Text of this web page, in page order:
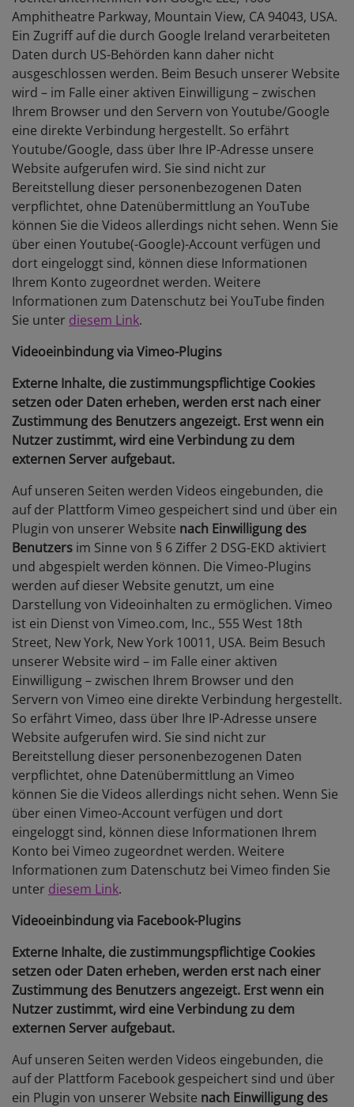
Amphitheatre Parkway, Mountain View, CA 94043, USA.
Ein Zugriff auf die durch Google Ireland verarbeiteten
Daten durch US-Behörden kann daher nicht
ausgeschlossen werden. Beim Besuch unserer Website
wird – im Falle einer aktiven Einwilligung – zwischen
Ihrem Browser und den Servern von Youtube/Google
eine direkte Verbindung hergestellt. So erfährt
Youtube/Google, dass über Ihre IP-Adresse unsere
Website aufgerufen wird. Sie sind nicht zur
Bereitstellung dieser personenbezogenen Daten
verpflichtet, ohne Datenübermittlung an YouTube
können Sie die Videos allerdings nicht sehen. Wenn Sie
über einen Youtube(-Google)-Account verfügen und
dort eingeloggt sind, können diese Informationen
Ihrem Konto zugeordnet werden. Weitere
Informationen zum Datenschutz bei YouTube finden
Sie unter diesem Link.
Videoeinbindung via Vimeo-Plugins
Externe Inhalte, die zustimmungspflichtige Cookies
setzen oder Daten erheben, werden erst nach einer
Zustimmung des Benutzers angezeigt. Erst wenn ein
Nutzer zustimmt, wird eine Verbindung zu dem
externen Server aufgebaut.
Auf unseren Seiten werden Videos eingebunden, die
auf der Plattform Vimeo gespeichert sind und über ein
Plugin von unserer Website nach Einwilligung des
Benutzers im Sinne von § 6 Ziffer 2 DSG-EKD aktiviert
und abgespielt werden können. Die Vimeo-Plugins
werden auf dieser Website genutzt, um eine
Darstellung von Videoinhalten zu ermöglichen. Vimeo
ist ein Dienst von Vimeo.com, Inc., 555 West 18th
Street, New York, New York 10011, USA. Beim Besuch
unserer Website wird – im Falle einer aktiven
Einwilligung – zwischen Ihrem Browser und den
Servern von Vimeo eine direkte Verbindung hergestellt.
So erfährt Vimeo, dass über Ihre IP-Adresse unsere
Website aufgerufen wird. Sie sind nicht zur
Bereitstellung dieser personenbezogenen Daten
verpflichtet, ohne Datenübermittlung an Vimeo
können Sie die Videos allerdings nicht sehen. Wenn Sie
über einen Vimeo-Account verfügen und dort
eingeloggt sind, können diese Informationen Ihrem
Konto bei Vimeo zugeordnet werden. Weitere
Informationen zum Datenschutz bei Vimeo finden Sie
unter diesem Link.
Videoeinbindung via Facebook-Plugins
Externe Inhalte, die zustimmungspflichtige Cookies
setzen oder Daten erheben, werden erst nach einer
Zustimmung des Benutzers angezeigt. Erst wenn ein
Nutzer zustimmt, wird eine Verbindung zu dem
externen Server aufgebaut.
Auf unseren Seiten werden Videos eingebunden, die
auf der Plattform Facebook gespeichert sind und über
ein Plugin von unserer Website nach Einwilligung des